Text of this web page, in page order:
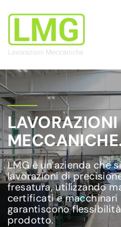
LAVORAZIONI
LMG è un’azienda che
lavorazioni di
fresatura, utilizzando
certificati e macchinari
garantiscono
prodotto.